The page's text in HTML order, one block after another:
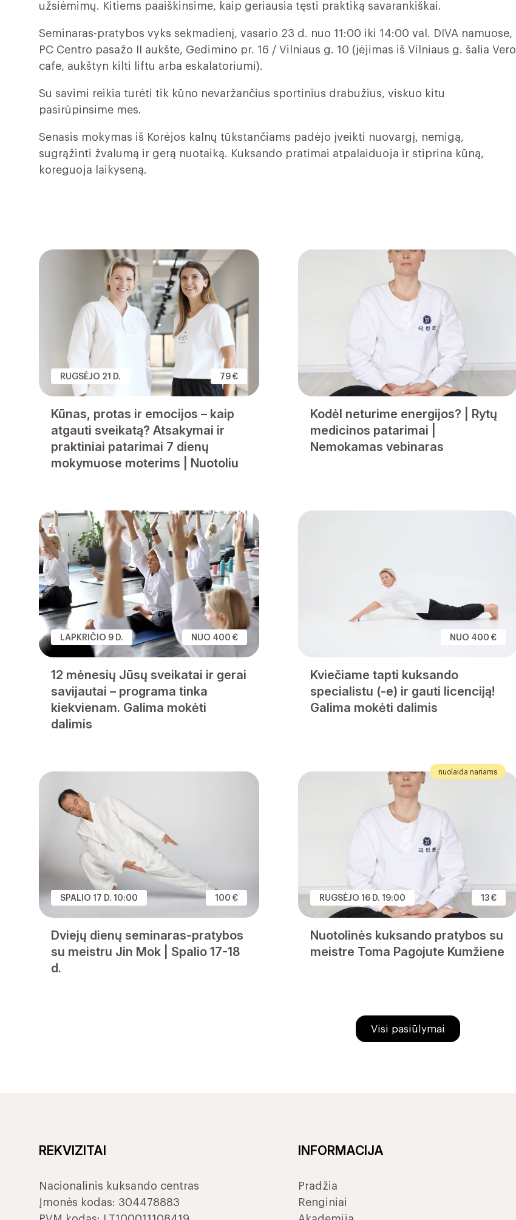
užsiėmimų. Kitiems paaiškinsime, kaip geriausia tęsti praktiką savarankiškai.
Seminaras-pratybos vyks sekmadienį, vasario 23 d. nuo 11:00 iki 14:00 val. DIVA namuose,
PC Centro pasažo II aukšte, Gedimino pr. 16 / Vilniaus g. 10 (įėjimas iš Vilniaus g. šalia Vero
cafe, aukštyn kilti liftu arba eskalatoriumi).
Su savimi reikia turėti tik kūno nevaržančius sportinius drabužius, viskuo kitu
pasirūpinsime mes.
Senasis mokymas iš Korėjos kalnų tūkstančiams padėjo įveikti nuovargį, nemigą,
sugrąžinti žvalumą ir gerą nuotaiką. Kuksando pratimai atpalaiduoja ir stiprina kūną,
koreguoja laikyseną.
RUGSĖJO 21 D. 79 €
Kūnas, protas ir emocijos – kaip
atgauti sveikatą? Atsakymai ir
praktiniai patarimai 7 dienų
mokymuose moterims | Nuotoliu
Kodėl neturime energijos? | Rytų
medicinos patarimai |
Nemokamas vebinaras
LAPKRIČIO 9 D. NUO 400 €
12 mėnesių Jūsų sveikatai ir gerai
savijautai – programa tinka
kiekvienam. Galima mokėti
dalimis
NUO 400 €
Kviečiame tapti kuksando
specialistu (-e) ir gauti licenciją!
Galima mokėti dalimis
SPALIO 17 D. 10:00 100 €
Dviejų dienų seminaras-pratybos
su meistru Jin Mok | Spalio 17-18
d.
nuolaida nariams
RUGSĖJO 16 D. 19:00 13 €
Nuotolinės kuksando pratybos su
meistre Toma Pagojute Kumžiene
Visi pasiūlymai
REKVIZITAI
Nacionalinis kuksando centras
Įmonės kodas: 304478883
INFORMACIJA
Pradžia
Renginiai